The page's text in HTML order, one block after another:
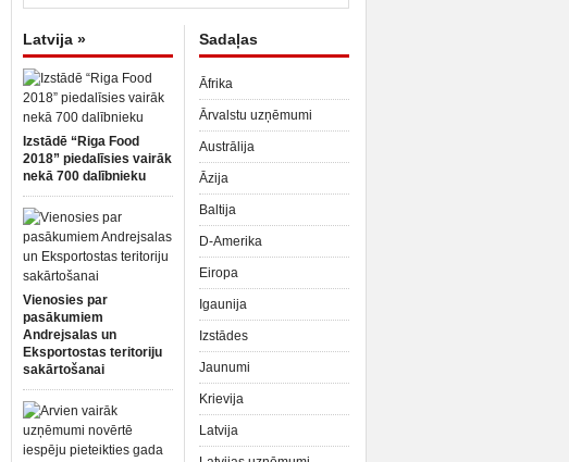
Latvija »
Izstādē “Riga Food
2018” piedalīsies vairāk
nekā 700 dalībnieku
Vienosies par
pasākumiem
Andrejsalas un
Eksportostas teritoriju
sakārtošanai
Sadaļas
Āfrika
Ārvalstu uzņēmumi
Austrālija
Āzija
Baltija
D-Amerika
Eiropa
Igaunija
Izstādes
Jaunumi
Krievija
Latvija